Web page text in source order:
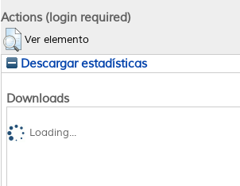
Actions (login required)
Ver elemento
Descargar estadísticas
Downloads
Loading...